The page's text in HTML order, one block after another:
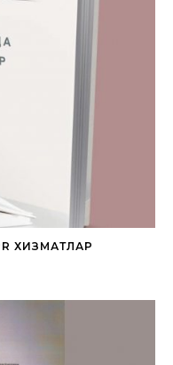
ХИЗМАТЛАР